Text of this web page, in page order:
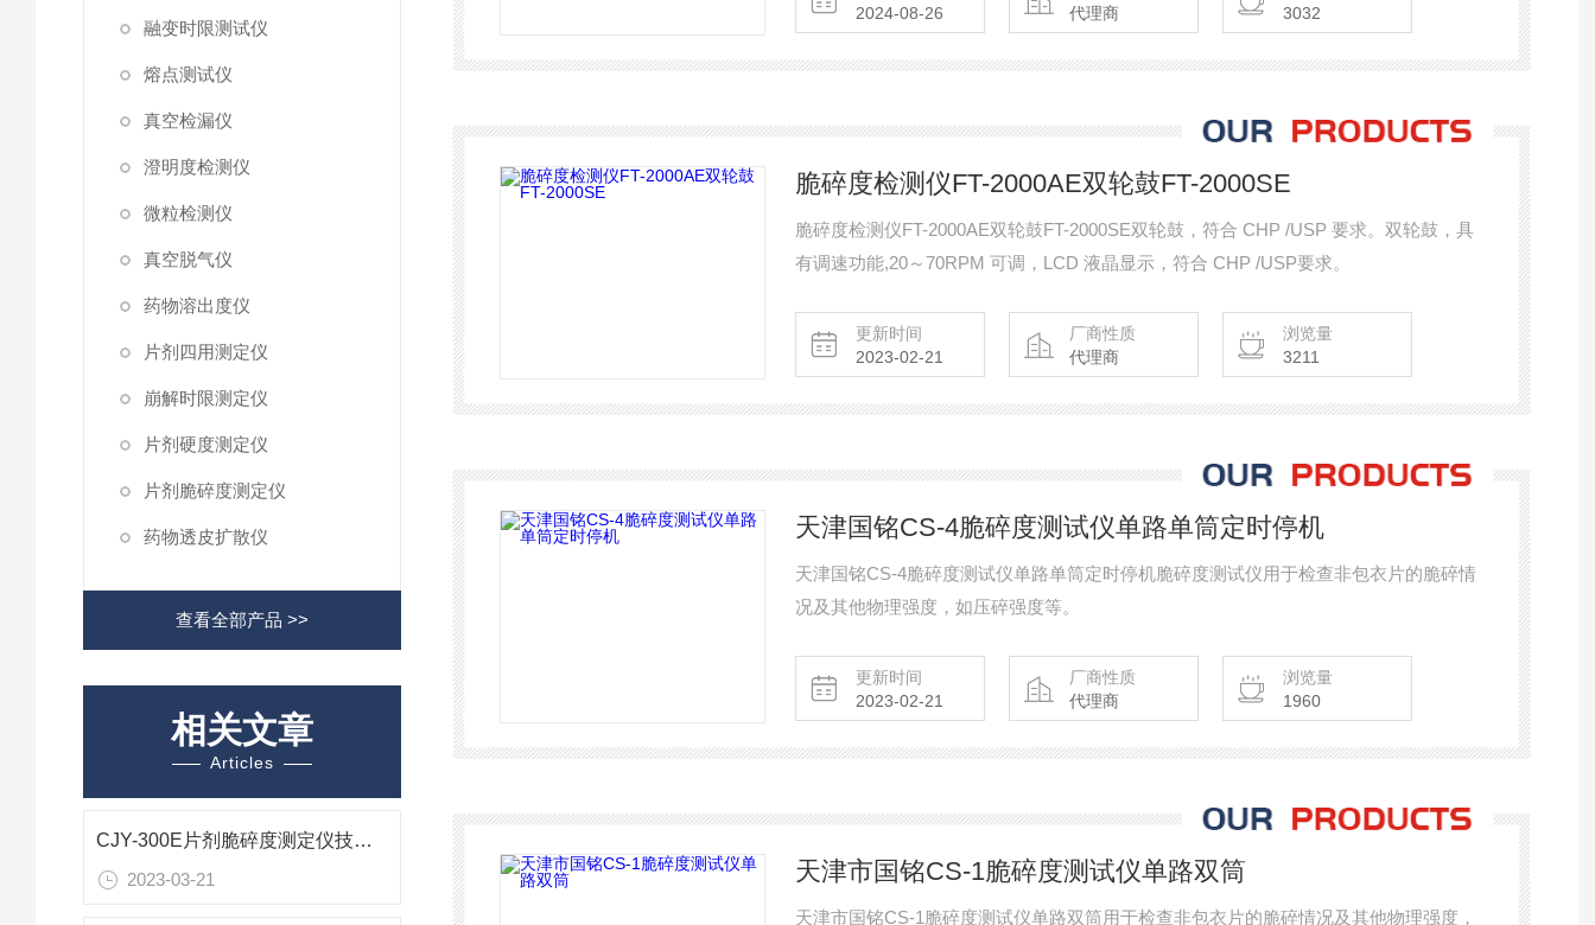
融变时限测试仪
熔点测试仪
真空检漏仪
澄明度检测仪
微粒检测仪
真空脱气仪
药物溶出度仪
片剂四用测定仪
崩解时限测定仪
片剂硬度测定仪
片剂脆碎度测定仪
药物透皮扩散仪
查看全部产品 >>
相关文章
Articles
CJY-300E片剂脆碎度测定仪技术参数
2023-03-21
2024-08-26
代理商
3032
脆碎度检测仪FT-2000AE双轮鼓FT-2000SE
脆碎度检测仪FT-2000AE双轮鼓FT-2000SE双轮鼓，符合 CHP /USP 要求。双轮鼓，具
有调速功能,20～70RPM 可调，LCD 液晶显示，符合 CHP /USP要求。
更新时间
2023-02-21
厂商性质
代理商
浏览量
3211
天津国铭CS-4脆碎度测试仪单路单筒定时停机
天津国铭CS-4脆碎度测试仪单路单筒定时停机脆碎度测试仪用于检查非包衣片的脆碎情
况及其他物理强度，如压碎强度等。
更新时间
2023-02-21
厂商性质
代理商
浏览量
1960
天津市国铭CS-1脆碎度测试仪单路双筒
天津市国铭CS-1脆碎度测试仪单路双筒用于检查非包衣片的脆碎情况及其他物理强度，